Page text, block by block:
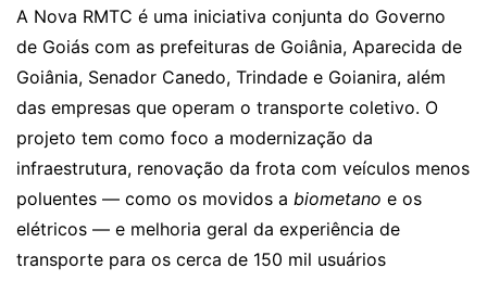
A Nova RMTC é uma iniciativa conjunta do Governo
de Goiás com as prefeituras de Goiânia, Aparecida de
Goiânia, Senador Canedo, Trindade e Goianira, além
das empresas que operam o transporte coletivo. O
projeto tem como foco a modernização da
infraestrutura, renovação da frota com veículos menos
poluentes — como os movidos a biometano e os
elétricos — e melhoria geral da experiência de
transporte para os cerca de 150 mil usuários